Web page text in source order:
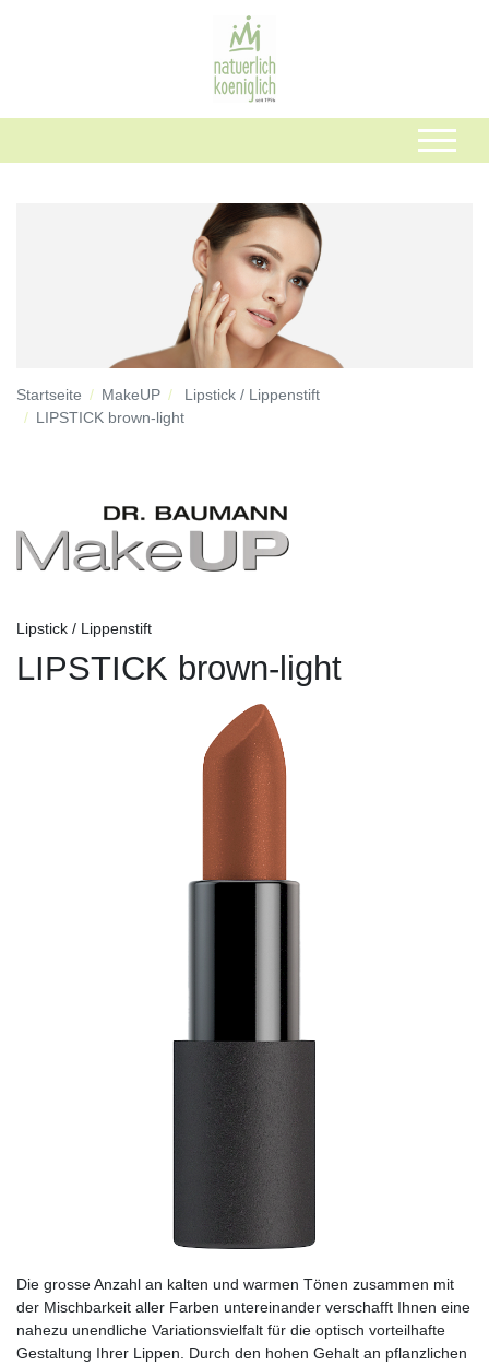
Startseite MakeUP
Lipstick / Lippenstift
LIPSTICK brown-light
Lipstick / Lippenstift
LIPSTICK brown-light
Die grosse Anzahl an kalten und warmen Tönen zusammen mit
der Mischbarkeit aller Farben untereinander verschafft Ihnen eine
nahezu unendliche Variationsvielfalt für die optisch vorteilhafte
Gestaltung Ihrer Lippen. Durch den hohen Gehalt an pflanzlichen